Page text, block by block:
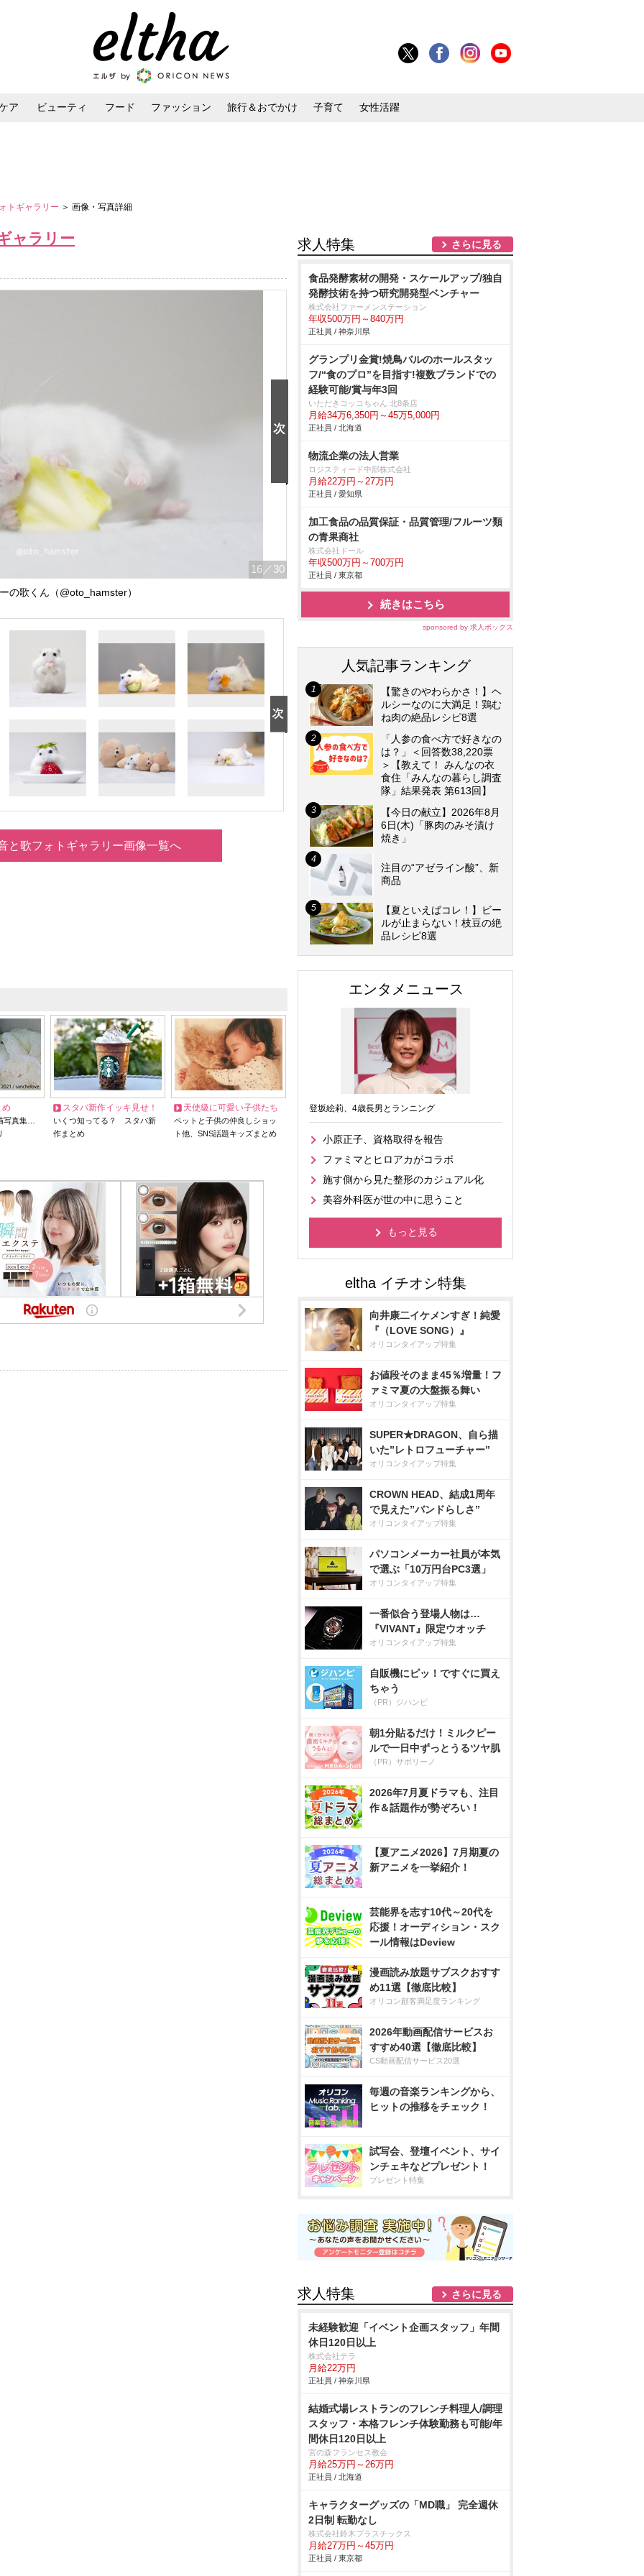
ア ビューティ フード ファッション 旅行＆おでかけ 子育て 女性活躍
トギャラリー ＞ 画像・写真詳細
ャラリー
16 ／30
の歌くん（@oto_hamster）
と歌フォトギャラリー画像一覧へ
め
写真集…
スタバ新作イッキ見せ！
いくつ知ってる？ スタバ新
作まとめ
天使級に可愛い子供たち
ペットと子供の仲良しショッ
ト他、SNS話題キッズまとめ
求人特集 さらに見る
食品発酵素材の開発・スケールアップ/独自
発酵技術を持つ研究開発型ベンチャー
株式会社ファーメンステーション
年収500万円～840万円
正社員 / 神奈川県
グランプリ金賞!焼鳥バルのホールスタッ
フ/“食のプロ”を目指す!複数ブランドでの
経験可能/賞与年3回
いただきコッコちゃん 北8条店
月給34万6,350円～45万5,000円
正社員 / 北海道
物流企業の法人営業
ロジスティード中部株式会社
月給22万円～27万円
正社員 / 愛知県
加工食品の品質保証・品質管理/フルーツ類
の青果商社
株式会社ドール
年収500万円～700万円
正社員 / 東京都
続きはこちら
sponsored by 求人ボックス
人気記事ランキング
【驚きのやわらかさ！】ヘ
ルシーなのに大満足！鶏む
ね肉の絶品レシピ8選
「人参の食べ方で好きなの
は？」＜回答数38,220票
＞【教えて！ みんなの衣
食住「みんなの暮らし調査
隊」結果発表 第613回】
【今日の献立】2026年8月
6日(木)「豚肉のみそ漬け
焼き」
注目の“アゼライン酸”、新
商品
【夏といえばコレ！】ビー
ルが止まらない！枝豆の絶
品レシピ8選
エンタメニュース
登坂絵莉、4歳長男とランニング
小原正子、資格取得を報告
ファミマとヒロアカがコラボ
施す側から見た整形のカジュアル化
美容外科医が世の中に思うこと
もっと見る
向井康二イケメンすぎ！純愛
『（LOVE SONG）』
オリコンタイアップ特集
お値段そのまま45％増量！フ
ァミマ夏の大盤振る舞い
オリコンタイアップ特集
SUPER★DRAGON、自ら描
いた”レトロフューチャー”
オリコンタイアップ特集
CROWN HEAD、結成1周年
で見えた”バンドらしさ”
オリコンタイアップ特集
パソコンメーカー社員が本気
で選ぶ「10万円台PC3選」
オリコンタイアップ特集
一番似合う登場人物は…
『VIVANT』限定ウオッチ
オリコンタイアップ特集
自販機にピッ！ですぐに買え
ちゃう
（PR）ジハンピ
朝1分貼るだけ！ミルクピー
ルで一日中ずっとうるツヤ肌
（PR）サボリーノ
2026年7月夏ドラマも、注目
作＆話題作が勢ぞろい！
【夏アニメ2026】7月期夏の
新アニメを一挙紹介！
芸能界を志す10代～20代を
応援！オーディション・スク
ール情報はDeview
漫画読み放題サブスクおすす
め11選【徹底比較】
オリコン顧客満足度ランキング
2026年動画配信サービスお
すすめ40選【徹底比較】
CS動画配信サービス20選
毎週の音楽ランキングから、
ヒットの推移をチェック！
試写会、登壇イベント、サイ
ンチェキなどプレゼント！
プレゼント特集
求人特集 さらに見る
未経験歓迎「イベント企画スタッフ」年間
休日120日以上
株式会社テラ
月給22万円
正社員 / 神奈川県
結婚式場レストランのフレンチ料理人/調理
スタッフ・本格フレンチ体験勤務も可能/年
間休日120日以上
宮の森フランセス教会
月給25万円～26万円
正社員 / 北海道
キャラクターグッズの「MD職」 完全週休
2日制 転勤なし
株式会社鈴木プラスチックス
月給27万円～45万円
正社員 / 東京都